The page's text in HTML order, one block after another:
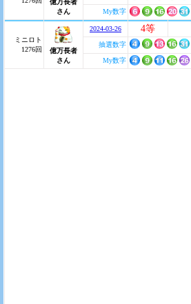
億万長者
さん
My数字
ミニロト
1276回
億万長者
さん
2024-03-26 4等
抽選数字
My数字